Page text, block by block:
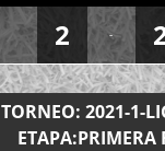
2 -
TORNEO: 2021-1-
ETAPA:PRIMERA